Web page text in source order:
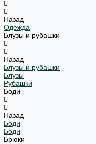
Назад
Одежда
Блузы и рубашки
Назад
Блузы и рубашки
Блузы
Рубашки
Боди
Назад
Боди
Боди
Брюки